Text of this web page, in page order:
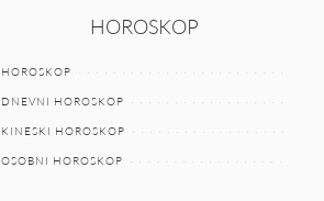
HOROSKOP
HOROSKOP
DNEVNI HOROSKOP
KINESKI HOROSKOP
OSOBNI HOROSKOP